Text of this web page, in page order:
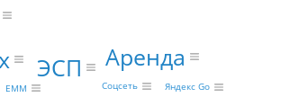
ЭСП Аренда
EMM Соцсеть Яндекс Go